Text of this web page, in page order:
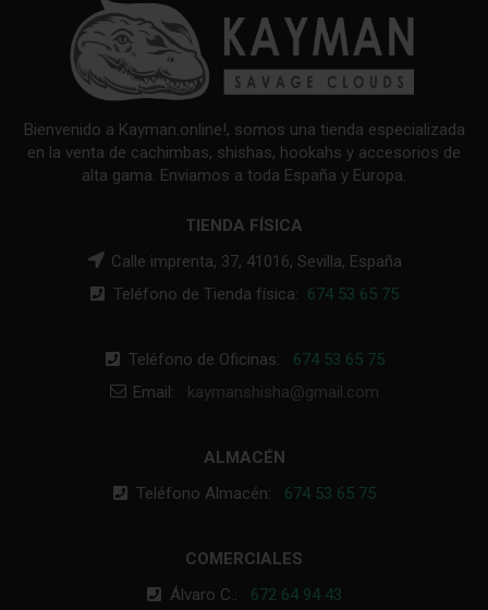
Bienvenido a Kayman.online!, somos una tienda especializada
en la venta de cachimbas, shishas, hookahs y accesorios de
alta gama. Enviamos a toda España y Europa.
TIENDA FÍSICA
Calle imprenta, 37, 41016, Sevilla, España
Teléfono de Tienda física: 674 53 65 75
Teléfono de Oficinas: 674 53 65 75
Email: kaymanshisha@gmail.com
ALMACÉN
Teléfono Almacén: 674 53 65 75
COMERCIALES
Álvaro C.: 672 64 94 43